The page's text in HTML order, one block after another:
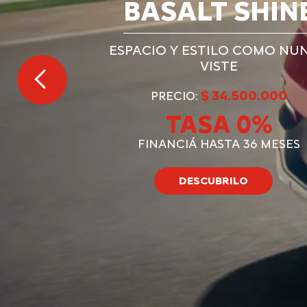
BASALT
ESPACIO Y ESTILO COMO
VISTE
PRECIO: $ 34.500.000
TASA 0%
FINANCIÁ HASTA 36 MESES
DESCUBRILO